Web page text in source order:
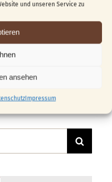
und unseren Service zu
ansehen
Impressum